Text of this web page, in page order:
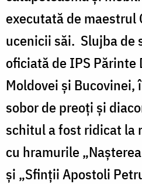
executată de
ucenicii săi. Slujba de
oficiată de IPS
Moldovei şi
sobor de preoţi şi
schitul a fost ridicat la
cu hramurile
şi „Sfinţii Apostoli